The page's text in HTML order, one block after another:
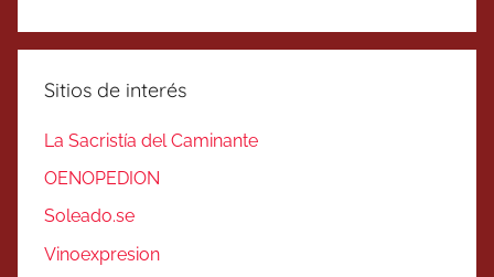
Sitios de interés
La Sacristía del Caminante
OENOPEDION
Soleado.se
Vinoexpresion